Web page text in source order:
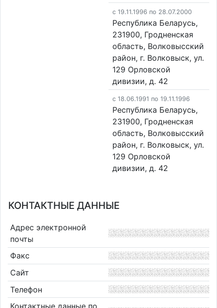
c 19.11.1996 по 28.07.2000
Республика Беларусь,
231900, Гродненская
область, Волковысский
район, г. Волковыск, ул.
129 Орловской
дивизии, д. 42
c 18.06.1991 по 19.11.1996
Республика Беларусь,
231900, Гродненская
область, Волковысский
район, г. Волковыск, ул.
129 Орловской
дивизии, д. 42
КОНТАКТНЫЕ ДАННЫЕ
Адрес электронной
почты
Факс
Сайт
Телефон